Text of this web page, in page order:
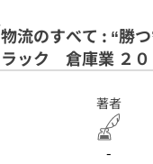
物流のすべて : “勝
ラック 倉庫業 ２０
著者
-